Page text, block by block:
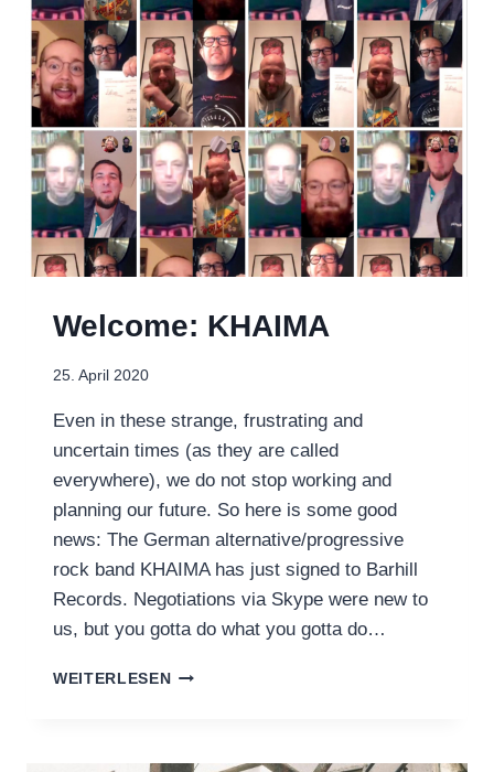
Welcome: KHAIMA
25. April 2020
Even in these strange, frustrating and
uncertain times (as they are called
everywhere), we do not stop working and
planning our future. So here is some good
news: The German alternative/progressive
rock band KHAIMA has just signed to Barhill
Records. Negotiations via Skype were new to
us, but you gotta do what you gotta do…
WEITERLESENWELCOME: